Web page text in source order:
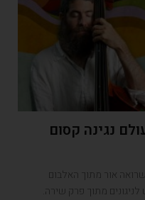
נגינה קסום
אור מתוך האלבום
מתוך פרק שירה.